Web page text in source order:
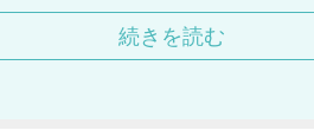
扱っています。トレンドに左右さ
続きを読む